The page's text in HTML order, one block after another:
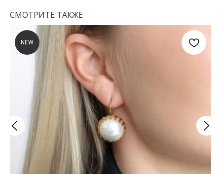
СМОТРИТЕ ТАКЖЕ
NEW